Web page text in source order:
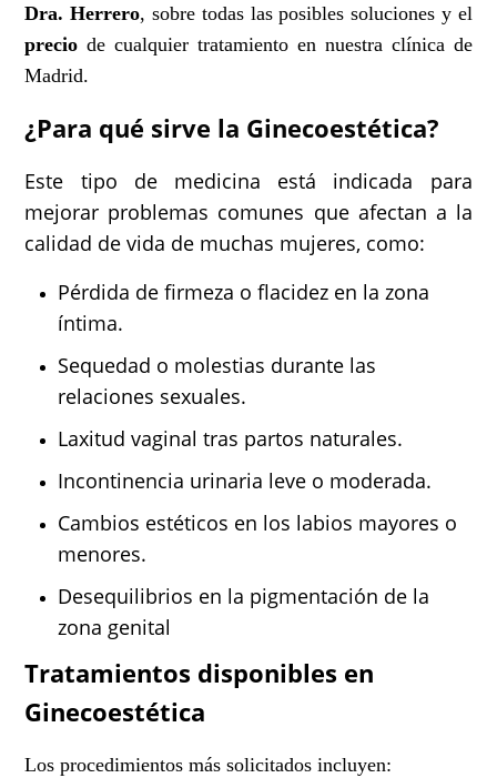
Dra. Herrero, sobre todas las posibles soluciones y el
precio de cualquier tratamiento en nuestra clínica de
Madrid.
¿Para qué sirve la Ginecoestética?
Este tipo de medicina está indicada para
mejorar problemas comunes que afectan a la
calidad de vida de muchas mujeres, como:
Pérdida de firmeza o flacidez en la zona
íntima.
Sequedad o molestias durante las
relaciones sexuales.
Laxitud vaginal tras partos naturales.
Incontinencia urinaria leve o moderada.
Cambios estéticos en los labios mayores o
menores.
Desequilibrios en la pigmentación de la
zona genital
Tratamientos disponibles en
Ginecoestética
Los procedimientos más solicitados incluyen: